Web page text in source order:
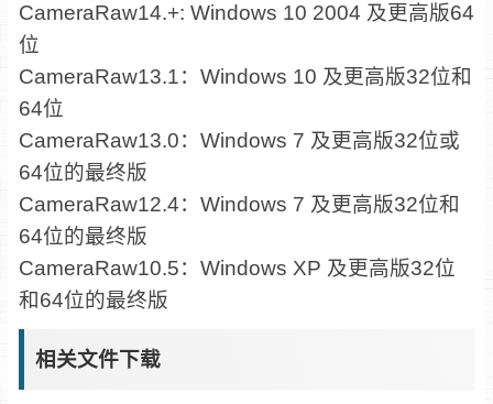
CameraRaw14.+: Windows 10 2004 及更高版64
位
CameraRaw13.1：Windows 10 及更高版32位和
64位
CameraRaw13.0：Windows 7 及更高版32位或
64位的最终版
CameraRaw12.4：Windows 7 及更高版32位和
64位的最终版
CameraRaw10.5：Windows XP 及更高版32位
和64位的最终版
相关文件下载